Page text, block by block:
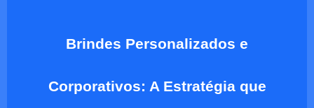
Brindes Personalizados e
Corporativos: A Estratégia que